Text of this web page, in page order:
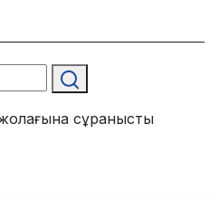
жолағына сұранысты